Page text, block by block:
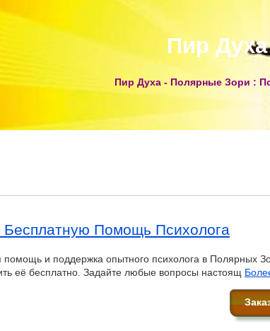
Пир Духа
Пир Духа - Полярные Зори :
Бесплатную Помощь Психолога
помощь и поддержка опытного психолога в Полярных
её бесплатно. Задайте любые вопросы настоящ